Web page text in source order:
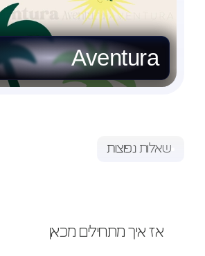
Aventura
אז איך מתחילים מכאן
שאלות נפוצות